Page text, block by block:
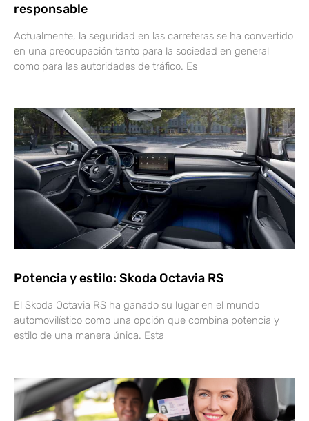
responsable
Actualmente, la seguridad en las carreteras se ha convertido
en una preocupación tanto para la sociedad en general
como para las autoridades de tráfico. Es
Potencia y estilo: Skoda Octavia RS
El Skoda Octavia RS ha ganado su lugar en el mundo
automovilístico como una opción que combina potencia y
estilo de una manera única. Esta